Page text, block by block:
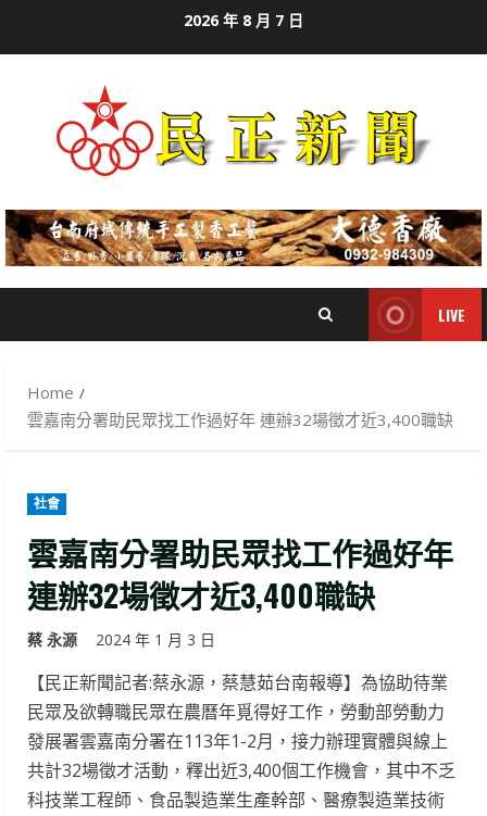
2026 年 8 月 7 日
LIVE
Home
雲嘉南分署助民眾找工作過好年 連辦32場徵才近3,400職缺
社會
雲嘉南分署助民眾找工作過好年
連辦32場徵才近3,400職缺
蔡 永源 2024 年 1 月 3 日
【民正新聞記者:蔡永源，蔡慧茹台南報導】為協助待業
民眾及欲轉職民眾在農曆年覓得好工作，勞動部勞動力
發展署雲嘉南分署在113年1-2月，接力辦理實體與線上
共計32場徵才活動，釋出近3,400個工作機會，其中不乏
科技業工程師、食品製造業生產幹部、醫療製造業技術